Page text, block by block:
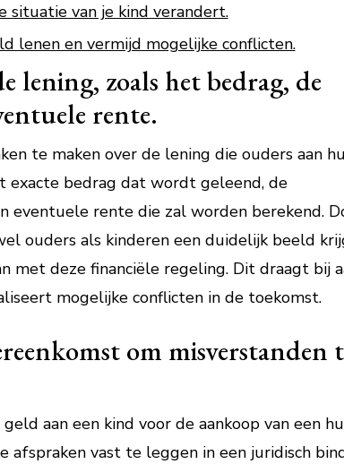
situatie van je kind verandert.
lenen en vermijd mogelijke conflicten.
lening, zoals het bedrag, de
rente.
te maken over de lening die ouders aan
exacte bedrag dat wordt geleend, de
rente die zal worden berekend.
ouders als kinderen een duidelijk beeld
met deze financiële regeling. Dit draagt bij
mogelijke conflicten in de toekomst.
om misverstanden
aan een kind voor de aankoop van een
afspraken vast te leggen in een juridisch